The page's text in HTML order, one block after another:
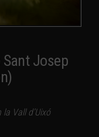
Josep
Vall d’Uixó